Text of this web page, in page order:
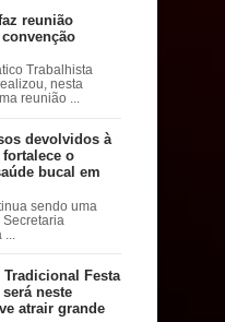
reunião
Trabalhista
nesta
reunião ...
devolvidos à
o
bucal em
sendo uma
Festa
será neste
atrair grande